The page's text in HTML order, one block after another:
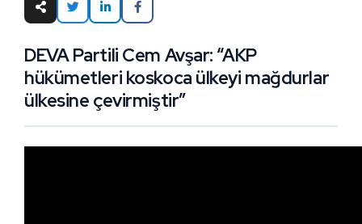
DEVA Partili Cem Avşar: “AKP
hükümetleri koskoca ülkeyi mağdurlar
ülkesine çevirmiştir”